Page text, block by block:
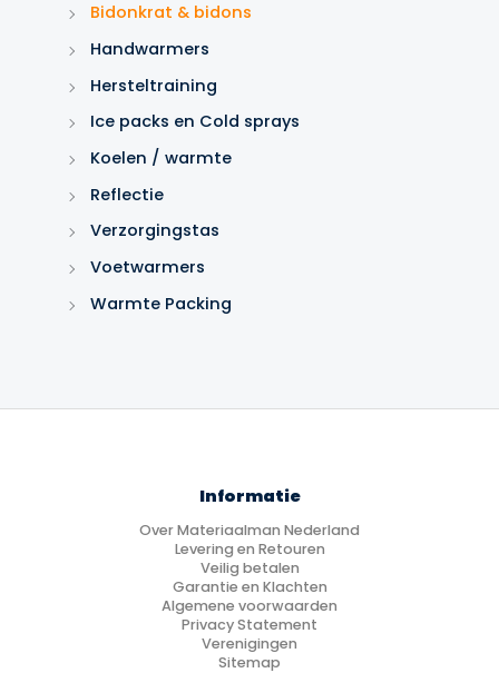
Bidonkrat & bidons
Handwarmers
Hersteltraining
Ice packs en Cold sprays
Koelen / warmte
Reflectie
Verzorgingstas
Voetwarmers
Warmte Packing
Informatie
Over Materiaalman Nederland
Levering en Retouren
Veilig betalen
Garantie en Klachten
Algemene voorwaarden
Privacy Statement
Verenigingen
Sitemap